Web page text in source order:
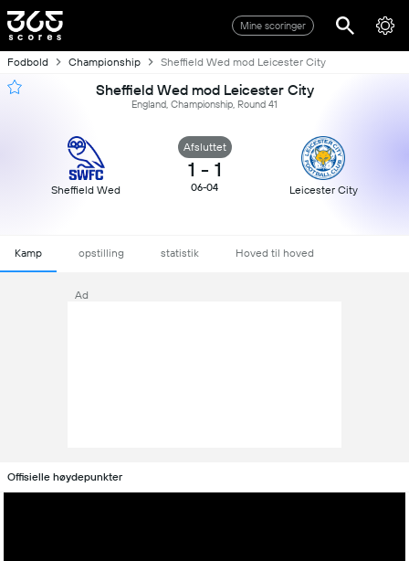
Mine scoringer
Fodbold Championship Sheffield Wed mod Leicester City
Sheffield Wed mod Leicester City
England, Championship, Round 41
Sheffield Wed
Afsluttet
1 - 1
06-04 Leicester City
Kamp opstilling statistik Hoved til hoved
Ad
Offisielle høydepunkter